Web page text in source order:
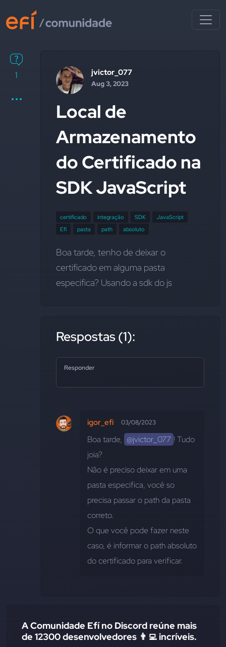
1 jvictor_077
Aug 3, 2023
Local de
Armazenamento
do Certificado na
SDK JavaScript
certificado integração SDK
JavaScript
Efí
pasta path absoluto
Boa tarde, tenho de deixar o
certificado em alguma pasta
especifica? Usando a sdk do js
Respostas (1):
Responder
igor_efi 03/08/2023
Boa tarde, @jvictor_077 ! Tudo
joia?
Não é preciso deixar em uma
pasta especifica, você so
precisa passar o path da pasta
correto.
O que você pode fazer neste
caso, é informar o path absoluto
do certificado para verificar.
A Comunidade Efí no Discord reúne mais
de 12300 desenvolvedores 👨‍💻 incríveis.